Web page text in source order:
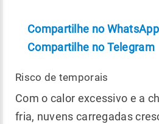
Compartilhe no WhatsApp
Compartilhe no Telegram
Risco de temporais
Com o calor excessivo e a
fria, nuvens carregadas